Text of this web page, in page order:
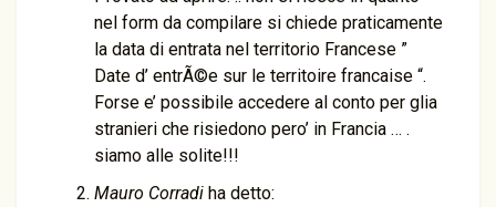
nel form da compilare si chiede praticamente
la data di entrata nel territorio Francese ”
Date d’ entrÃ©e sur le territoire francaise “.
Forse e’ possibile accedere al conto per glia
stranieri che risiedono pero’ in Francia … .
siamo alle solite!!!
Mauro Corradi ha detto: